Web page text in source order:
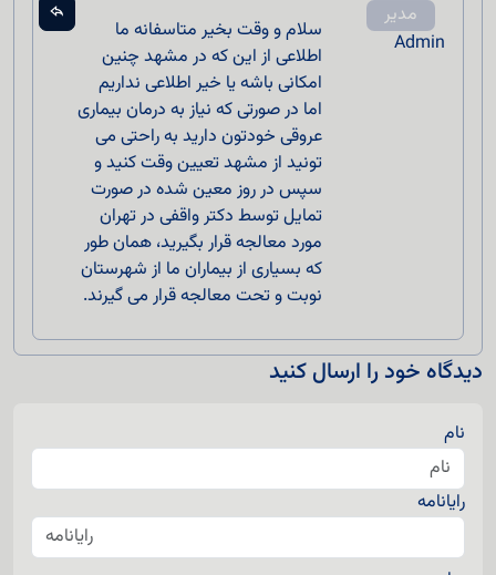
مدیر
Admin
سلام و وقت بخیر متاسفانه ما
اطلاعی از این که در مشهد چنین
امکانی باشه یا خیر اطلاعی نداریم
اما در صورتی که نیاز به درمان بیماری
عروقی خودتون دارید به راحتی می
تونید از مشهد تعیین وقت کنید و
سپس در روز معین شده در صورت
تمایل توسط دکتر واقفی در تهران
مورد معالجه قرار بگیرید، همان طور
که بسیاری از بیماران ما از شهرستان
نوبت و تحت معالجه قرار می گیرند.
دیدگاه خود را ارسال کنید
نام
رایانامه